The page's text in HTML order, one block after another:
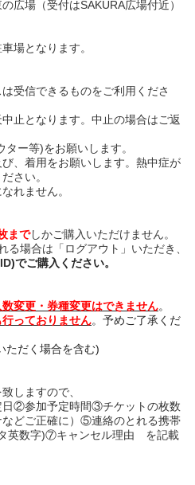
広場（受付はSAKURA広場付近）
場となります。
受信できるものをご利用くださ
止となります。中止の場合はご返
ター等)をお願いします。
、着用をお願いします。熱中症が
さい。
れません。
までしかご購入いただけません。
る場合は「ログアウト」いただき、
)でご購入ください。
数変更・券種変更はできません。
っておりません。予めご了承くだ
ただく場合を含む)
しますので、
②参加予定時間③チケットの枚数
どご正確に）⑤連絡のとれる携帯
英数字)⑦キャンセル理由 を記載